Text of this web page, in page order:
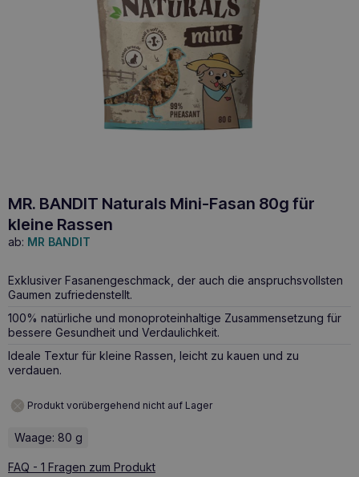
MR. BANDIT Naturals Mini-Fasan 80g für
kleine Rassen
ab: MR BANDIT
Exklusiver Fasanengeschmack, der auch die anspruchsvollsten
Gaumen zufriedenstellt.
100% natürliche und monoproteinhaltige Zusammensetzung für
bessere Gesundheit und Verdaulichkeit.
Ideale Textur für kleine Rassen, leicht zu kauen und zu
verdauen.
Produkt vorübergehend nicht auf Lager
Waage: 80 g
FAQ - 1 Fragen zum Produkt